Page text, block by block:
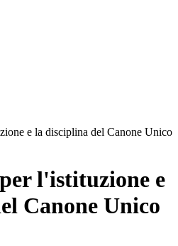
e la disciplina del Canone Unico
l'istituzione e
Canone Unico